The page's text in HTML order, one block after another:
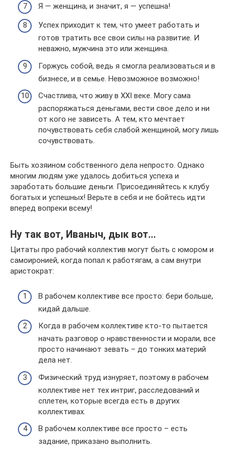
Я — женщина, и значит, я — успешна!
Успех приходит к тем, что умеет работать и
готов тратить все свои силы на развитие. И
неважно, мужчина это или женщина.
Горжусь собой, ведь я смогла реализоваться и в
бизнесе, и в семье. Невозможное возможно!
Счастлива, что живу в XXI веке. Могу сама
распоряжаться деньгами, вести свое дело и ни
от кого не зависеть. А тем, кто мечтает
почувствовать себя слабой женщиной, могу лишь
сочувствовать.
Быть хозяином собственного дела непросто. Однако
многим людям уже удалось добиться успеха и
заработать большие деньги. Присоединяйтесь к клубу
богатых и успешных! Верьте в себя и не бойтесь идти
вперед вопреки всему!
Ну так вот, Иваныч, дык вот…
Цитаты про рабочий коллектив могут быть с юмором и
самоиронией, когда попал к работягам, а сам внутри
аристократ:
В рабочем коллективе все просто: бери больше,
кидай дальше.
Когда в рабочем коллективе кто-то пытается
начать разговор о нравственности и морали, все
просто начинают зевать – до тонких материй
дела нет.
Физический труд изнуряет, поэтому в рабочем
коллективе нет тех интриг, расследований и
сплетен, которые всегда есть в других
коллективах.
В рабочем коллективе все просто – есть
задание, приказано выполнить.